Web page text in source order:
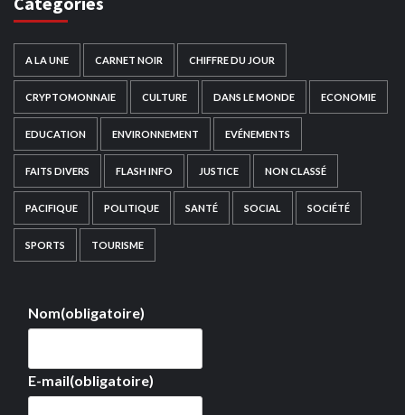
A LA UNE CARNET NOIR CHIFFRE DU JOUR
CRYPTOMONNAIE CULTURE DANS LE MONDE ECONOMIE
EDUCATION ENVIRONNEMENT EVÉNEMENTS
FAITS DIVERS FLASH INFO JUSTICE NON CLASSÉ
PACIFIQUE POLITIQUE SANTÉ SOCIAL SOCIÉTÉ
SPORTS TOURISME
Nom(obligatoire)
E-mail(obligatoire)